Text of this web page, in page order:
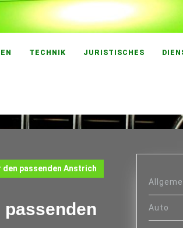
TECHNIK JURISTISCHES
passenden Anstrich
Auto